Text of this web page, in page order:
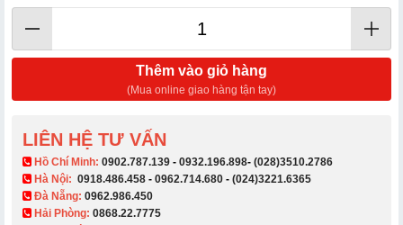
Thêm vào giỏ hàng
(Mua online giao hàng tận tay)
LIÊN HỆ TƯ VẤN
​ Hồ Chí Minh: 0902.787.139 - 0932.196.898- (028)3510.2786
Hà Nội: 0918.486.458 - 0962.714.680 - (024)3221.6365
Đà Nẵng: 0962.986.450
Hải Phòng: 0868.22.7775